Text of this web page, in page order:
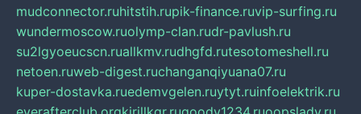
mudconnector.ruhitstih.rupik-finance.ruvip-surfing.ru
wundermoscow.ruolymp-clan.rudr-pavlush.ru
su2lgyoeucscn.ruallkmv.rudhgfd.rutesotomeshell.ru
netoen.ruweb-digest.ruchanganqiyuana07.ru
kuper-dostavka.ruedemvgelen.ruytyt.ruinfoelektrik.ru